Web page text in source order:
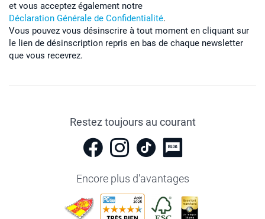
et vous acceptez également notre
Déclaration Générale de Confidentialité.
Vous pouvez vous désinscrire à tout moment en cliquant sur
le lien de désinscription repris en bas de chaque newsletter
que vous recevrez.
Restez toujours au courant
Encore plus d'avantages